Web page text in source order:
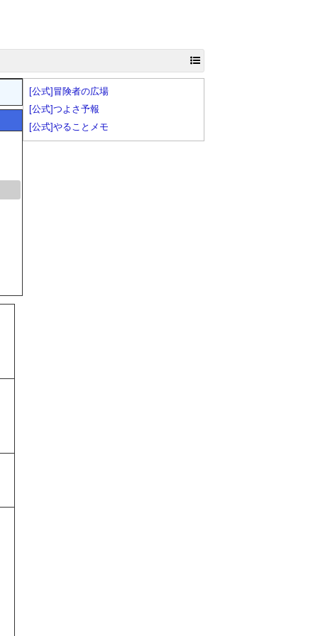
[公式]冒険者の広場
[公式]つよさ予報
[公式]やることメモ